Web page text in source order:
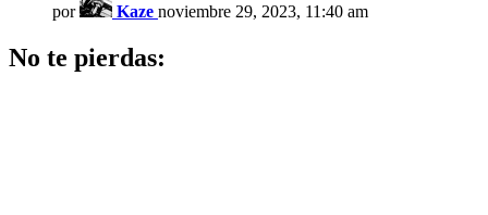
por Kaze noviembre 29, 2023, 11:40 am
No te pierdas: